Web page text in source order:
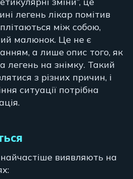
легень лікар помітив
між собою,
малюнок. Це не є
а лише опис того, як
легень на знімку. Такий
з різних причин, і
ситуації потрібна
виявляють на